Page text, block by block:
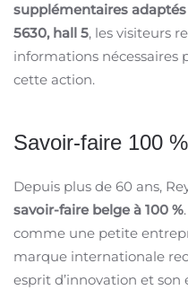
supplémentaires
5630, hall 5, les visiteurs
informations
cette action.
Savoir-faire 100
Depuis plus de 60 ans,
savoir-faire belge à 100 %
comme une petite
marque internationale
esprit d’innovation et